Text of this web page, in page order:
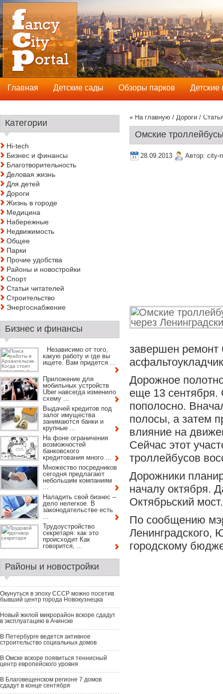
« На главную / Дороги /
Омские
28.09.2013 Автор: city-
завершен ремонт
Дорожное
еще 13 сентября.
пополосно.
полосы, а затем
влияние на
Сейчас этот
троллейбусов
Дорожники
началу октября.
Октябрьский мост.
По сообщению
Ленинградского,
городскому
Категории
Hi-tech
Бизнес и финансы
Благотворительность
Деловая жизнь
Для детей
Дороги
Жизнь в городе
Медицина
Набережные
Недвижимость
Общее
Парки
Прочие удобства
Районы и новостройки
Спорт
Статьи читателей
Строительство
Энергоснабжение
Бизнес и финансы
Независимо от того,
какую работу и где вы
ищете. Вам придется ...
Приложение для
мобильных устройств
Uber навсегда изменило
схему ...
Выдачей кредитов под
залог имущества
занимаются банки и
крупные ...
На фоне ограничения
возможностей
банковского
кредитования много ...
Множество посредников
сегодня предлагают
небольшим компаниям
...
Наладить свой бизнес –
дело нелегкое. В
законодательстве есть
...
Трудоустройство
секретаря: как это
происходит Как
говорится, ...
Районы и новостройки
Окунуться в эпоху СССР можно посетив
бывший центр города Новокузнецка
Новый жилой микрорайон вскоре сдадут
в эксплуатацию в Ачинске
В Петербурге ведется активное
строительство социальных домов
В Омске вскоре появиться теннисный
центр европейского уровня
В Благовещенском регионе 7 домов
сдадут в конце сентября
Главная Детские сады Обзоры парков Детские